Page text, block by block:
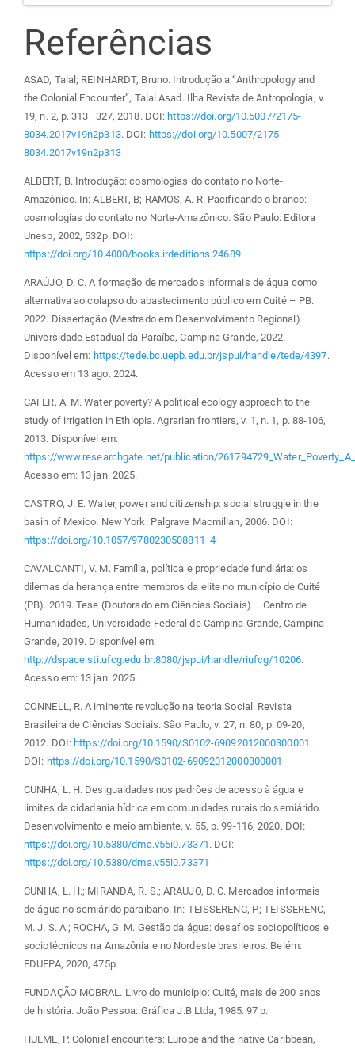
Referências
ASAD, Talal; REINHARDT, Bruno. Introdução a “Anthropology and
the Colonial Encounter”, Talal Asad. Ilha Revista de Antropologia, v.
19, n. 2, p. 313–327, 2018. DOI: https://doi.org/10.5007/2175-
8034.2017v19n2p313. DOI: https://doi.org/10.5007/2175-
8034.2017v19n2p313
ALBERT, B. Introdução: cosmologias do contato no Norte-
Amazônico. In: ALBERT, B; RAMOS, A. R. Pacificando o branco:
cosmologias do contato no Norte-Amazônico. São Paulo: Editora
Unesp, 2002, 532p. DOI:
https://doi.org/10.4000/books.irdeditions.24689
ARAÚJO, D. C. A formação de mercados informais de água como
alternativa ao colapso do abastecimento público em Cuité – PB.
2022. Dissertação (Mestrado em Desenvolvimento Regional) –
Universidade Estadual da Paraíba, Campina Grande, 2022.
Disponível em: https://tede.bc.uepb.edu.br/jspui/handle/tede/4397.
Acesso em 13 ago. 2024.
CAFER, A. M. Water poverty? A political ecology approach to the
study of irrigation in Ethiopia. Agrarian frontiers, v. 1, n. 1, p. 88-106,
2013. Disponível em:
https://www.researchgate.net/publication/
Acesso em: 13 jan. 2025.
CASTRO, J. E. Water, power and citizenship: social struggle in the
basin of Mexico. New York: Palgrave Macmillan, 2006. DOI:
https://doi.org/10.1057/9780230508811_4
CAVALCANTI, V. M. Família, política e propriedade fundiária: os
dilemas da herança entre membros da elite no município de Cuité
(PB). 2019. Tese (Doutorado em Ciências Sociais) – Centro de
Humanidades, Universidade Federal de Campina Grande, Campina
Grande, 2019. Disponível em:
http://dspace.sti.ufcg.edu.br:8080/jspui/handle/riufcg/10206.
Acesso em: 13 jan. 2025.
CONNELL, R. A iminente revolução na teoria Social. Revista
Brasileira de Ciências Sociais. São Paulo, v. 27, n. 80, p. 09-20,
2012. DOI: https://doi.org/10.1590/S0102-69092012000300001 .
DOI: https://doi.org/10.1590/S0102-69092012000300001
CUNHA, L. H. Desigualdades nos padrões de acesso à água e
limites da cidadania hídrica em comunidades rurais do semiárido.
Desenvolvimento e meio ambiente, v. 55, p. 99-116, 2020. DOI:
https://doi.org/10.5380/dma.v55i0.73371 . DOI:
https://doi.org/10.5380/dma.v55i0.73371
CUNHA, L. H.; MIRANDA, R. S.; ARAUJO, D. C. Mercados informais
de água no semiárido paraibano. In: TEISSERENC, P.; TEISSERENC,
M. J. S. A.; ROCHA, G. M. Gestão da água: desafios sociopolíticos e
sociotécnicos na Amazônia e no Nordeste brasileiros. Belém:
EDUFPA, 2020, 475p.
FUNDAÇÃO MOBRAL. Livro do município: Cuité, mais de 200 anos
de história. João Pessoa: Gráfica J.B Ltda, 1985. 97 p.
HULME, P. Colonial encounters: Europe and the native Caribbean,